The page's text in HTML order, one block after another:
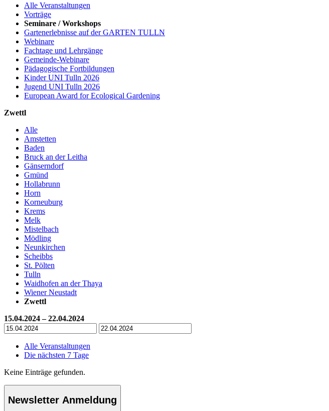
Alle Veranstaltungen
Vorträge
Seminare / Workshops
Gartenerlebnisse auf der GARTEN TULLN
Webinare
Fachtage und Lehrgänge
Gemeinde-Webinare
Pädagogische Fortbildungen
Kinder UNI Tulln 2026
Jugend UNI Tulln 2026
European Award for Ecological Gardening
Zwettl
Alle
Amstetten
Baden
Bruck an der Leitha
Gänserndorf
Gmünd
Hollabrunn
Horn
Korneuburg
Krems
Melk
Mistelbach
Mödling
Neunkirchen
Scheibbs
St. Pölten
Tulln
Waidhofen an der Thaya
Wiener Neustadt
Zwettl
15.04.2024 – 22.04.2024
Alle Veranstaltungen
Die nächsten 7 Tage
Keine Einträge gefunden.
Newsletter Anmeldung